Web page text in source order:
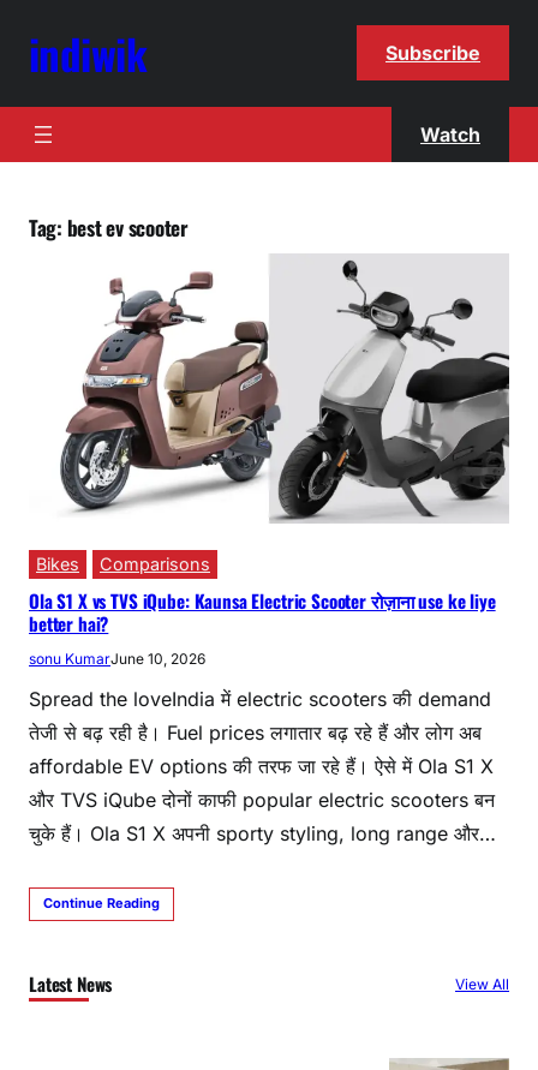
indiwik Subscribe
Watch
Tag: best ev scooter
Bikes Comparisons
Ola S1 X vs TVS iQube: Kaunsa Electric Scooter रोज़ाना use ke liye
better hai?
sonu KumarJune 10, 2026
Spread the loveIndia में electric scooters की demand
तेजी से बढ़ रही है। Fuel prices लगातार बढ़ रहे हैं और लोग अब
affordable EV options की तरफ जा रहे हैं। ऐसे में Ola S1 X
और TVS iQube दोनों काफी popular electric scooters बन
चुके हैं। Ola S1 X अपनी sporty styling, long range और…
Continue Reading
Latest News View All